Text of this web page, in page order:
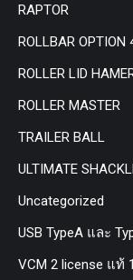
RAPTOR
ROLLBAR OPTION
ROLLER LID
ROLLER MASTER
TRAILER BALL
ULTIMATE
Uncategorized
USB TypeA และ
VCM 2 license แท้ 1